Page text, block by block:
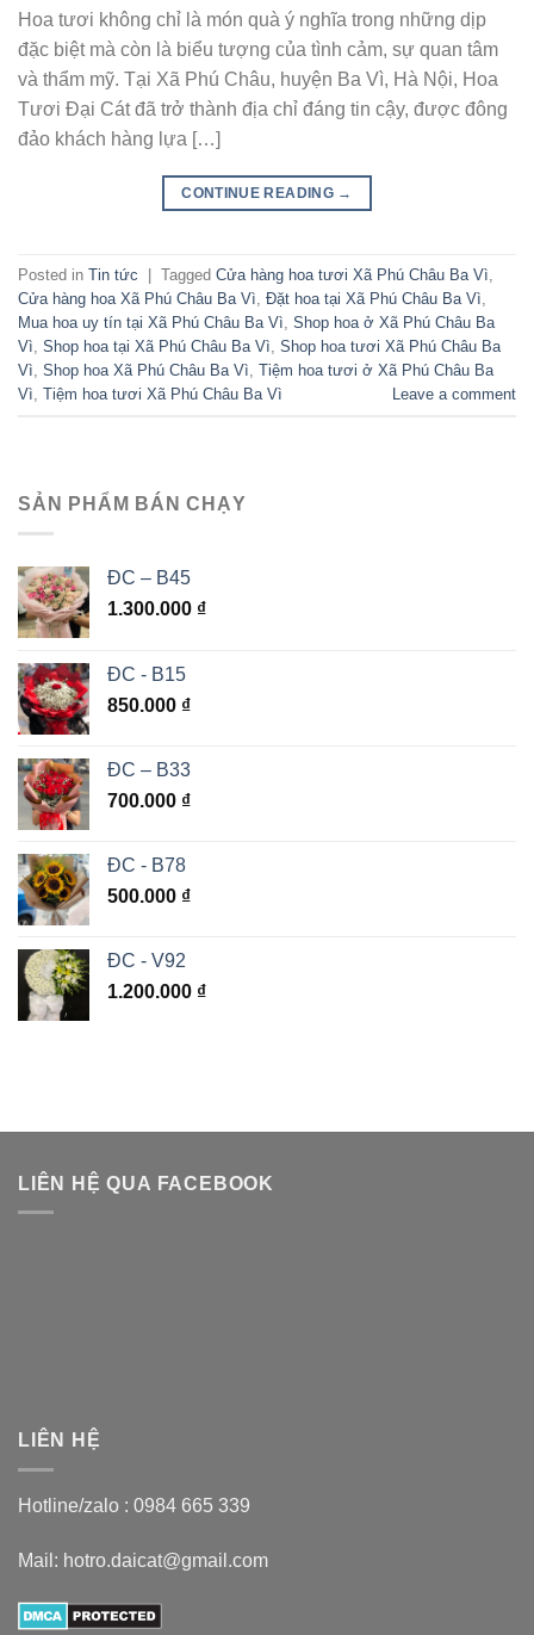
Hoa tươi không chỉ là món quà ý nghĩa trong những dịp
đặc biệt mà còn là biểu tượng của tình cảm, sự quan tâm
và thẩm mỹ. Tại Xã Phú Châu, huyện Ba Vì, Hà Nội, Hoa
Tươi Đại Cát đã trở thành địa chỉ đáng tin cậy, được đông
đảo khách hàng lựa […]
CONTINUE READING →
Posted in Tin tức | Tagged Cửa hàng hoa tươi Xã Phú Châu Ba Vì
Cửa hàng hoa Xã Phú Châu Ba Vì Đặt hoa tại Xã Phú Châu Ba Vì
Mua hoa uy tín tại Xã Phú Châu Ba Vì Shop hoa ở Xã Phú Châu Ba
Vì Shop hoa tại Xã Phú Châu Ba Vì Shop hoa tươi Xã Phú Châu Ba
Vì Shop hoa Xã Phú Châu Ba Vì Tiệm hoa tươi ở Xã Phú Châu Ba
Vì Tiệm hoa tươi Xã Phú Châu Ba Vì Leave a comment
SẢN PHẨM BÁN CHẠY
ĐC – B45
1.300.000 ₫
ĐC - B15
850.000 ₫
ĐC – B33
700.000 ₫
ĐC - B78
500.000 ₫
ĐC - V92
1.200.000 ₫
LIÊN HỆ QUA FACEBOOK
LIÊN HỆ
Hotline/zalo : 0984 665 339
Mail: hotro.daicat@gmail.com